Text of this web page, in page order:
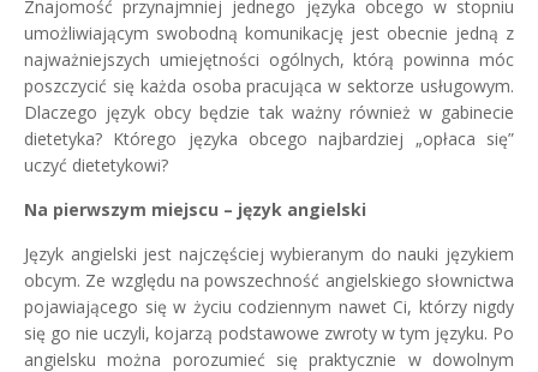
Znajomość przynajmniej jednego języka obcego w stopniu
umożliwiającym swobodną komunikację jest obecnie jedną z
najważniejszych umiejętności ogólnych, którą powinna móc
poszczycić się każda osoba pracująca w sektorze usługowym.
Dlaczego język obcy będzie tak ważny również w gabinecie
dietetyka? Którego języka obcego najbardziej „opłaca się”
uczyć dietetykowi?
Na pierwszym miejscu – język angielski
Język angielski jest najczęściej wybieranym do nauki językiem
obcym. Ze względu na powszechność angielskiego słownictwa
pojawiającego się w życiu codziennym nawet Ci, którzy nigdy
się go nie uczyli, kojarzą podstawowe zwroty w tym języku. Po
angielsku można porozumieć się praktycznie w dowolnym